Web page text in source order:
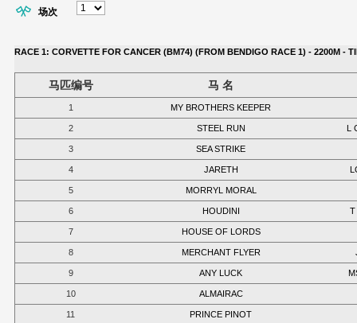
场次
RACE 1: CORVETTE FOR CANCER (BM74) (FROM BENDIGO RACE 1) - 2200M -
马匹编号 马 名
1 MY BROTHERS KEEPER
2 STEEL RUN L
3 SEA STRIKE
4 JARETH
5 MORRYL MORAL
6 HOUDINI T
7 HOUSE OF LORDS
8 MERCHANT FLYER
9 ANY LUCK
10 ALMAIRAC
11 PRINCE PINOT